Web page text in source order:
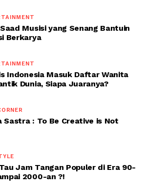
Musisi yang Senang Bantuin
Berkarya
Indonesia Masuk Daftar Wanita
Dunia, Siapa Juaranya?
Sastra : To Be Creative is Not
Jam Tangan Populer di Era 90-
2000-an ?!